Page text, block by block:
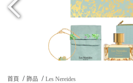
首頁 飾品 Les Nereides